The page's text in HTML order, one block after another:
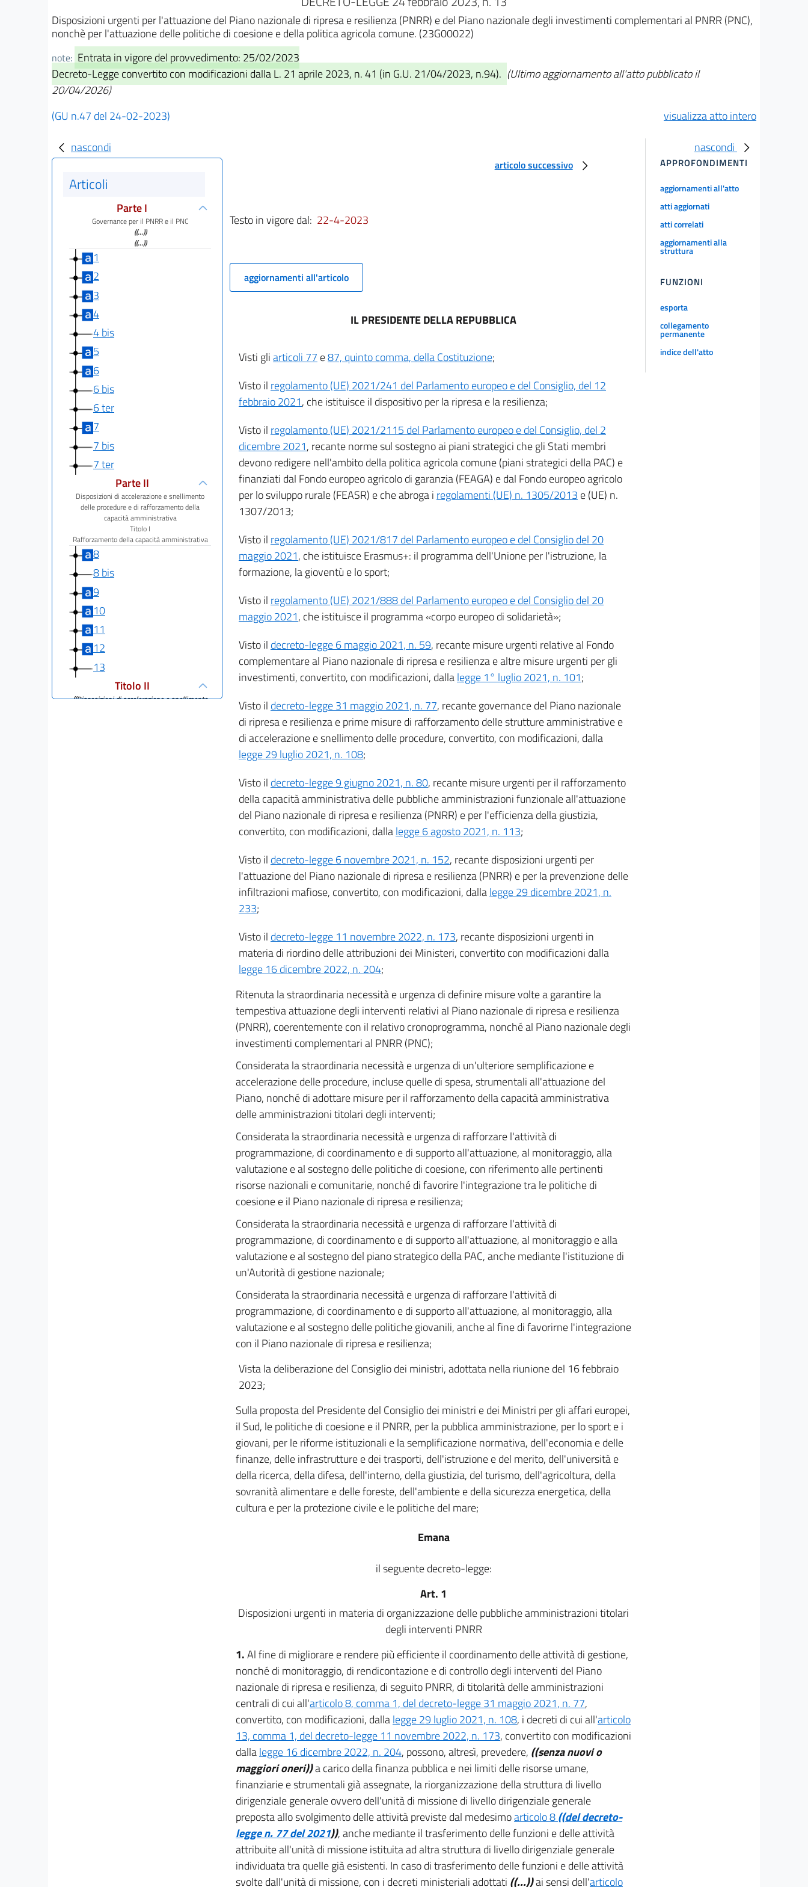
Disposizioni urgenti per l'attuazione del Piano nazionale di ripresa e resilienza (PNRR) e del Piano nazionale degli investimenti complementari al PNRR (PNC),
nonchè per l'attuazione delle politiche di coesione e della politica agricola comune. (23G00022)
note: Entrata in vigore del provvedimento: 25/02/2023
Decreto-Legge convertito con modificazioni dalla L. 21 aprile 2023, n. 41 (in G.U. 21/04/2023, n.94). (Ultimo aggiornamento all'atto pubblicato il
20/04/2026)
(GU n.47 del 24-02-2023)
visualizza atto intero
nascondi
Articoli
Parte I
Governance per il PNRR e il PNC
((...))
((...))
1
2
3
4
4 bis
5
6
6 bis
6 ter
7
7 bis
7 ter
Parte II
Disposizioni di accelerazione e snellimento
delle procedure e di rafforzamento della
capacità amministrativa
Titolo I
Rafforzamento della capacità amministrativa
8
8 bis
9
10
11
12
13
Titolo II
((Disposizioni di accelerazione e snellimento
articolo successivo
Testo in vigore dal: 22-4-2023
aggiornamenti all'articolo
IL PRESIDENTE DELLA REPUBBLICA
Visti gliarticoli 77 e87, quinto comma, della Costituzione;
Visto il regolamento (UE) 2021/241 del Parlamento europeo e del Consiglio, del 12
febbraio 2021, che istituisce il dispositivo per la ripresa e la resilienza;
Visto il regolamento (UE) 2021/2115 del Parlamento europeo e del Consiglio, del 2
dicembre 2021, recante norme sul sostegno ai piani strategici che gli Stati membri
devono redigere nell'ambito della politica agricola comune (piani strategici della PAC) e
finanziati dal Fondo europeo agricolo di garanzia (FEAGA) e dal Fondo europeo agricolo
per lo sviluppo rurale (FEASR) e che abroga i regolamenti (UE) n. 1305/2013 e (UE) n.
1307/2013;
Visto il regolamento (UE) 2021/817 del Parlamento europeo e del Consiglio del 20
maggio 2021, che istituisce Erasmus+: il programma dell'Unione per l'istruzione, la
formazione, la gioventù e lo sport;
Visto il regolamento (UE) 2021/888 del Parlamento europeo e del Consiglio del 20
maggio 2021, che istituisce il programma «corpo europeo di solidarietà»;
Visto il decreto-legge 6 maggio 2021, n. 59, recante misure urgenti relative al Fondo
complementare al Piano nazionale di ripresa e resilienza e altre misure urgenti per gli
investimenti, convertito, con modificazioni, dallalegge 1° luglio 2021, n. 101;
Visto il decreto-legge 31 maggio 2021, n. 77, recante governance del Piano nazionale
di ripresa e resilienza e prime misure di rafforzamento delle strutture amministrative e
di accelerazione e snellimento delle procedure, convertito, con modificazioni, dalla
legge 29 luglio 2021, n. 108;
Visto il decreto-legge 9 giugno 2021, n. 80, recante misure urgenti per il rafforzamento
della capacità amministrativa delle pubbliche amministrazioni funzionale all'attuazione
del Piano nazionale di ripresa e resilienza (PNRR) e per l'efficienza della giustizia,
convertito, con modificazioni, dallalegge 6 agosto 2021, n. 113;
Visto il decreto-legge 6 novembre 2021, n. 152, recante disposizioni urgenti per
l'attuazione del Piano nazionale di ripresa e resilienza (PNRR) e per la prevenzione delle
infiltrazioni mafiose, convertito, con modificazioni, dallalegge 29 dicembre 2021, n.
233;
Visto il decreto-legge 11 novembre 2022, n. 173, recante disposizioni urgenti in
materia di riordino delle attribuzioni dei Ministeri, convertito con modificazioni dalla
legge 16 dicembre 2022, n. 204;
Ritenuta la straordinaria necessità e urgenza di definire misure volte a garantire la
tempestiva attuazione degli interventi relativi al Piano nazionale di ripresa e resilienza
(PNRR), coerentemente con il relativo cronoprogramma, nonché al Piano nazionale degli
investimenti complementari al PNRR (PNC);
Considerata la straordinaria necessità e urgenza di un'ulteriore semplificazione e
accelerazione delle procedure, incluse quelle di spesa, strumentali all'attuazione del
Piano, nonché di adottare misure per il rafforzamento della capacità amministrativa
delle amministrazioni titolari degli interventi;
Considerata la straordinaria necessità e urgenza di rafforzare l'attività di
programmazione, di coordinamento e di supporto all'attuazione, al monitoraggio, alla
valutazione e al sostegno delle politiche di coesione, con riferimento alle pertinenti
risorse nazionali e comunitarie, nonché di favorire l'integrazione tra le politiche di
coesione e il Piano nazionale di ripresa e resilienza;
Considerata la straordinaria necessità e urgenza di rafforzare l'attività di
programmazione, di coordinamento e di supporto all'attuazione, al monitoraggio e alla
valutazione e al sostegno del piano strategico della PAC, anche mediante l'istituzione di
un'Autorità di gestione nazionale;
Considerata la straordinaria necessità e urgenza di rafforzare l'attività di
programmazione, di coordinamento e di supporto all'attuazione, al monitoraggio, alla
valutazione e al sostegno delle politiche giovanili, anche al fine di favorirne l'integrazione
con il Piano nazionale di ripresa e resilienza;
Vista la deliberazione del Consiglio dei ministri, adottata nella riunione del 16 febbraio
2023;
Sulla proposta del Presidente del Consiglio dei ministri e dei Ministri per gli affari europei,
il Sud, le politiche di coesione e il PNRR, per la pubblica amministrazione, per lo sport e i
giovani, per le riforme istituzionali e la semplificazione normativa, dell'economia e delle
finanze, delle infrastrutture e dei trasporti, dell'istruzione e del merito, dell'università e
della ricerca, della difesa, dell'interno, della giustizia, del turismo, dell'agricoltura, della
sovranità alimentare e delle foreste, dell'ambiente e della sicurezza energetica, della
cultura e per la protezione civile e le politiche del mare;
Emana
il seguente decreto-legge:
Art. 1
Disposizioni urgenti in materia di organizzazione delle pubbliche amministrazioni titolari
degli interventi PNRR
1.Al fine di migliorare e rendere più efficiente il coordinamento delle attività di gestione,
nonché di monitoraggio, di rendicontazione e di controllo degli interventi del Piano
nazionale di ripresa e resilienza, di seguito PNRR, di titolarità delle amministrazioni
centrali di cui all'articolo 8, comma 1, del decreto-legge 31 maggio 2021, n. 77,
convertito, con modificazioni, dallalegge 29 luglio 2021, n. 108, i decreti di cui all'articolo
13, comma 1, del decreto-legge 11 novembre 2022, n. 173, convertito con modificazioni
dallalegge 16 dicembre 2022, n. 204, possono, altresì, prevedere, ((senza nuovi o
maggiori oneri))a carico della finanza pubblica e nei limiti delle risorse umane,
finanziarie e strumentali già assegnate, la riorganizzazione della struttura di livello
dirigenziale generale ovvero dell'unità di missione di livello dirigenziale generale
preposta allo svolgimento delle attività previste dal medesimoarticolo 8((del decreto-
legge n. 77 del 2021)), anche mediante il trasferimento delle funzioni e delle attività
attribuite all'unità di missione istituita ad altra struttura di livello dirigenziale generale
individuata tra quelle già esistenti. In caso di trasferimento delle funzioni e delle attività
svolte dall'unità di missione, con i decreti ministeriali adottati ((...))ai sensi dell'articolo
nascondi
APPROFONDIMENTI
aggiornamenti all'atto
atti aggiornati
atti correlati
aggiornamenti alla
struttura
FUNZIONI
esporta
collegamento
permanente
indice dell'atto